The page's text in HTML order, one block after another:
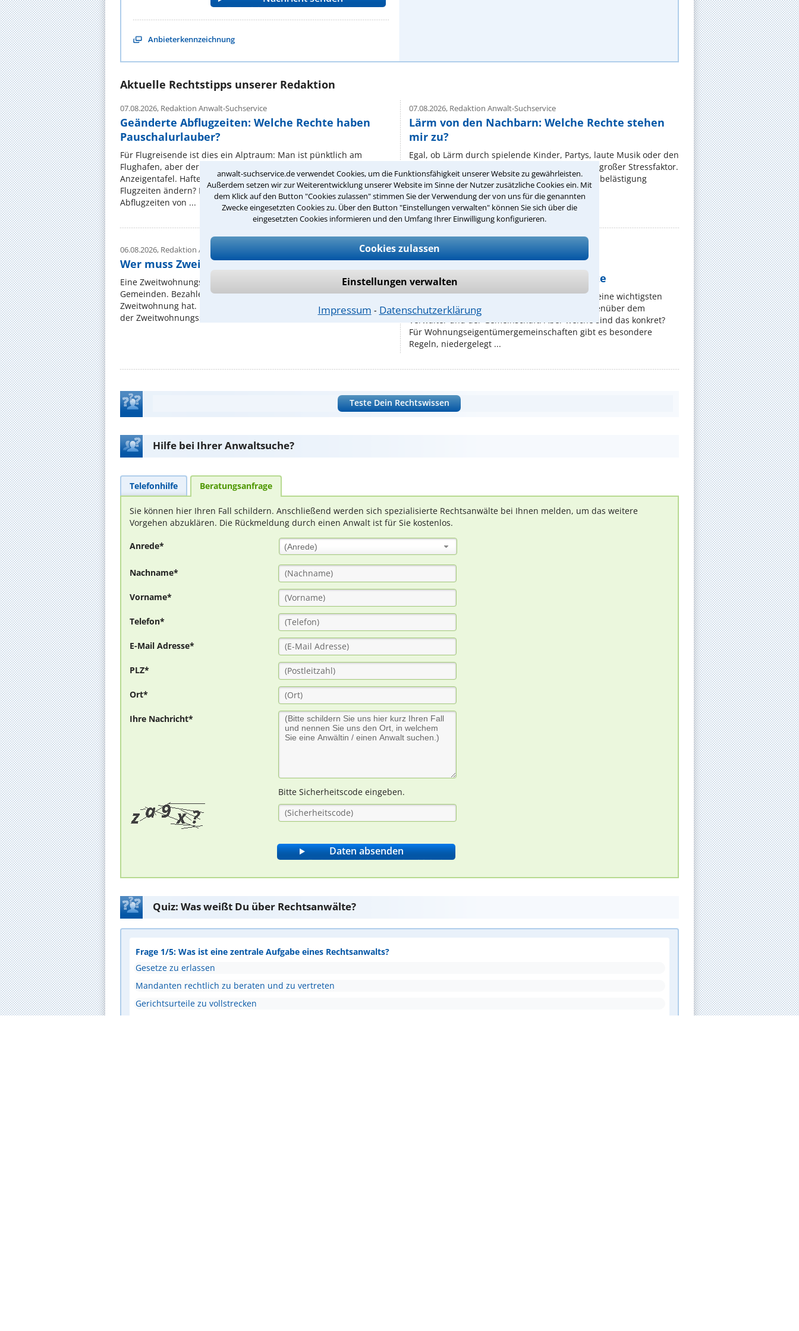
anwalt-suchservice.de verwendet Cookies, um die Funktionsfähigkeit unserer Website zu gewährleisten.
Außerdem setzen wir zur Weiterentwicklung unserer Website im Sinne der Nutzer zusätzliche Cookies ein. Mit
dem Klick auf den Button "Cookies zulassen" stimmen Sie der Verwendung der von uns für die genannten
Zwecke eingesetzten Cookies zu. Über den Button "Einstellungen verwalten" können Sie sich über die
eingesetzten Cookies informieren und den Umfang Ihrer Einwilligung konfigurieren.
Cookies zulassen
Einstellungen verwalten
Impressum ⁃ Datenschutzerklärung
Anbieterkennzeichnung
Aktuelle Rechtstipps unserer Redaktion
07.08.2026, Redaktion Anwalt-Suchservice
Geänderte Abflugzeiten: Welche Rechte haben
Pauschalurlauber?
Für Flugreisende ist dies ein Alptraum: Man ist pünktlich am
Flughafen, aber der gebuchte Flug erscheint nicht auf der
Anzeigentafel. Haftet der Reiseveranstalter, wenn sich die
Flugzeiten ändern? Immer wieder kommt es vor, dass sich
Abflugzeiten von ...
07.08.2026,Redaktion Anwalt-Suchservice
Lärm von den Nachbarn: Welche Rechte stehen
mir zu?
Egal, ob Lärm durch spielende Kinder, Partys, laute Musik oder den
benachbarten Bolzplatz erzeugt wird: Er ist ein großer Stressfaktor.
Wie können genervte Nachbarn gegen die Lärmbelästigung
vorgehen? ...
06.08.2026, Redaktion Anwalt-Suchservice
Wer muss Zweitwohnungssteuer zahlen?
Eine Zweitwohnungssteuer gibt es in vielen deutschen Städten und
Gemeinden. Bezahlen muss sie, wer am jeweiligen Ort eine
Zweitwohnung hat. Nur ist dies so manchem gar nicht bewusst. Mit
der Zweitwohnungssteuer wird das Innehaben einer weiteren ...
06.08.2026,
15 elementare Rechte, die jeder
Wohnungseigentümer kennen sollte
Wer eine Eigentumswohnung hat, sollte auch seine wichtigsten
Rechte als Wohnungseigentümer kennen - gegenüber dem
Verwalter und der Gemeinschaft. Aber welche sind das konkret?
Für Wohnungseigentümergemeinschaften gibt es besondere
Regeln, niedergelegt ...
Teste Dein Rechtswissen
Hilfe bei Ihrer Anwaltsuche?
Telefonhilfe Beratungsanfrage
Sie können hier Ihren Fall schildern. Anschließend werden sich spezialisierte Rechtsanwälte bei Ihnen melden, um das weitere
Vorgehen abzuklären. Die Rückmeldung durch einen Anwalt ist für Sie kostenlos.
Anrede* (Anrede)
Nachname*
Vorname*
Telefon*
E-Mail Adresse*
PLZ*
Ort*
Ihre Nachricht*
Bitte Sicherheitscode eingeben.
Quiz: Was weißt Du über Rechtsanwälte?
Frage 1/5: Was ist eine zentrale Aufgabe eines Rechtsanwalts?
Gesetze zu erlassen
Mandanten rechtlich zu beraten und zu vertreten
Gerichtsurteile zu vollstrecken